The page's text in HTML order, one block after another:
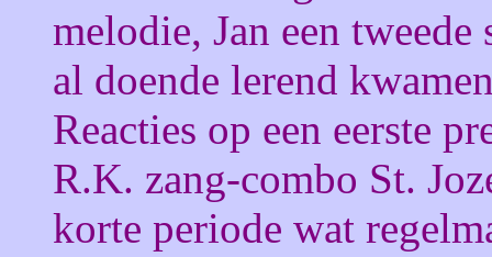
melodie, Jan een
al doende lerend
Reacties op een eerste
R.K. zang-combo St.
korte periode wat